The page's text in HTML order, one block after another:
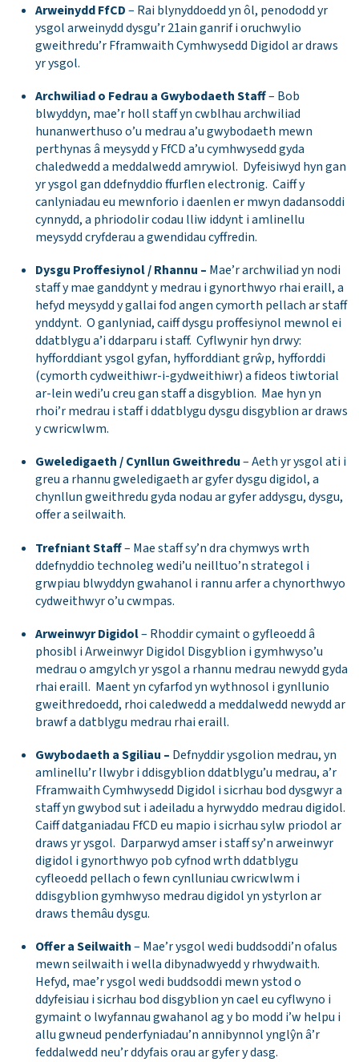
Arweinydd FfCD– Rai blynyddoedd yn ôl, penododd yr
ysgol arweinydd dysgu’r 21ain ganrif i oruchwylio
gweithredu’r Fframwaith Cymhwysedd Digidol ar draws
yr ysgol.
Archwiliad o Fedrau a Gwybodaeth Staff– Bob
blwyddyn, mae’r holl staff yn cwblhau archwiliad
hunanwerthuso o’u medrau a’u gwybodaeth mewn
perthynas â meysydd y FfCD a’u cymhwysedd gyda
chaledwedd a meddalwedd amrywiol. Dyfeisiwyd hyn gan
yr ysgol gan ddefnyddio ffurflen electronig. Caiff y
canlyniadau eu mewnforio i daenlen er mwyn dadansoddi
cynnydd, a phriodolir codau lliw iddynt i amlinellu
meysydd cryfderau a gwendidau cyffredin.
Dysgu Proffesiynol / Rhannu – Mae’r archwiliad yn nodi
staff y mae ganddynt y medrau i gynorthwyo rhai eraill, a
hefyd meysydd y gallai fod angen cymorth pellach ar staff
ynddynt. O ganlyniad, caiff dysgu proffesiynol mewnol ei
ddatblygu a’i ddarparu i staff. Cyflwynir hyn drwy:
hyfforddiant ysgol gyfan, hyfforddiant grŵp, hyfforddi
(cymorth cydweithiwr-i-gydweithiwr) a fideos tiwtorial
ar-lein wedi’u creu gan staff a disgyblion. Mae hyn yn
rhoi’r medrau i staff i ddatblygu dysgu disgyblion ar draws
y cwricwlwm.
Gweledigaeth / Cynllun Gweithredu– Aeth yr ysgol ati i
greu a rhannu gweledigaeth ar gyfer dysgu digidol, a
chynllun gweithredu gyda nodau ar gyfer addysgu, dysgu,
offer a seilwaith.
Trefniant Staff– Mae staff sy’n dra chymwys wrth
ddefnyddio technoleg wedi’u neilltuo’n strategol i
grwpiau blwyddyn gwahanol i rannu arfer a chynorthwyo
cydweithwyr o’u cwmpas.
Arweinwyr Digidol– Rhoddir cymaint o gyfleoedd â
phosibl i Arweinwyr Digidol Disgyblion i gymhwyso’u
medrau o amgylch yr ysgol a rhannu medrau newydd gyda
rhai eraill. Maent yn cyfarfod yn wythnosol i gynllunio
gweithredoedd, rhoi caledwedd a meddalwedd newydd ar
brawf a datblygu medrau rhai eraill.
Gwybodaeth a Sgiliau – Defnyddir ysgolion medrau, yn
amlinellu’r llwybr i ddisgyblion ddatblygu’u medrau, a’r
Fframwaith Cymhwysedd Digidol i sicrhau bod dysgwyr a
staff yn gwybod sut i adeiladu a hyrwyddo medrau digidol.
Caiff datganiadau FfCD eu mapio i sicrhau sylw priodol ar
draws yr ysgol. Darparwyd amser i staff sy’n arweinwyr
digidol i gynorthwyo pob cyfnod wrth ddatblygu
cyfleoedd pellach o fewn cynlluniau cwricwlwm i
ddisgyblion gymhwyso medrau digidol yn ystyrlon ar
draws themâu dysgu.
Offer a Seilwaith– Mae’r ysgol wedi buddsoddi’n ofalus
mewn seilwaith i wella dibynadwyedd y rhwydwaith.
Hefyd, mae’r ysgol wedi buddsoddi mewn ystod o
ddyfeisiau i sicrhau bod disgyblion yn cael eu cyflwyno i
gymaint o lwyfannau gwahanol ag y bo modd i’w helpu i
allu gwneud penderfyniadau’n annibynnol ynglŷn â’r
feddalwedd neu’r ddyfais orau ar gyfer y dasg.